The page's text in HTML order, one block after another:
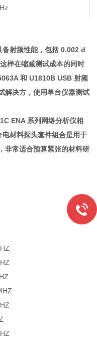
备射频性能，包括0.002 d
样在缩减测试成本的同时
和 U1810B USB 射频
解决方，使用单台仪器测试
ENA 系列网络分析仪相
材料探头套件组合是用于
非常适合预算紧张的材料研